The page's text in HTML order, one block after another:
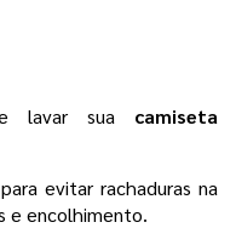
lavar sua camiseta
evitar rachaduras na
e encolhimento.